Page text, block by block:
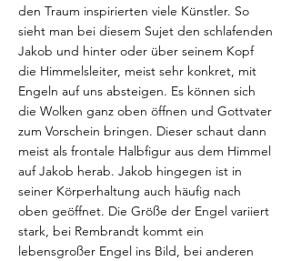
den Traum inspirierten viele Künstler. So
sieht man bei diesem Sujet den schlafenden
Jakob und hinter oder über seinem Kopf
die Himmelsleiter, meist sehr konkret, mit
Engeln auf uns absteigen. Es können sich
die Wolken ganz oben öffnen und Gottvater
zum Vorschein bringen. Dieser schaut dann
meist als frontale Halbfigur aus dem Himmel
auf Jakob herab. Jakob hingegen ist in
seiner Körperhaltung auch häufig nach
oben geöffnet. Die Größe der Engel variiert
stark, bei Rembrandt kommt ein
lebensgroßer Engel ins Bild, bei anderen